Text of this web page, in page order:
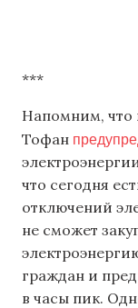
***
Напомним, что
Тофан
что сегодня
отключений
не сможет
граждан и
в часы пик.